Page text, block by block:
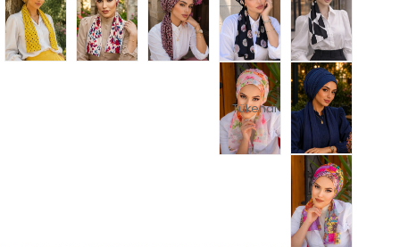
Tükendi